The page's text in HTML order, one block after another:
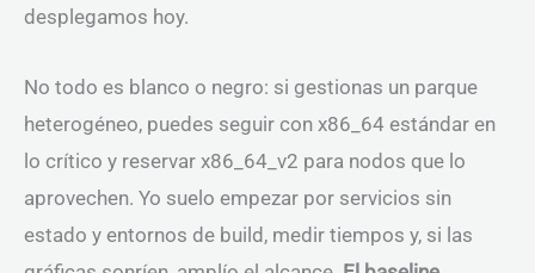
desplegamos hoy.
No todo es blanco o negro: si gestionas un parque
heterogéneo, puedes seguir con x86_64 estándar en
lo crítico y reservar x86_64_v2 para nodos que lo
aprovechen. Yo suelo empezar por servicios sin
estado y entornos de build, medir tiempos y, si las